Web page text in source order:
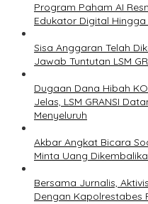
Program Paham AI
Edukator Digital Hingga
Sisa Anggaran Telah
Jawab Tuntutan LSM
Dugaan Dana Hibah
Jelas, LSM GRANSI
Menyeluruh
Akbar Angkat Bicara
Minta Uang
Bersama Jurnalis,
Dengan Kapolrestabes